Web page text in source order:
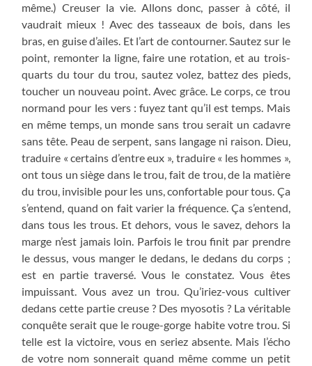
même.) Creuser la vie. Allons donc, passer à côté, il
vaudrait mieux ! Avec des tasseaux de bois, dans les
bras, en guise d’ailes. Et l’art de contourner. Sautez sur le
point, remonter la ligne, faire une rotation, et au trois-
quarts du tour du trou, sautez volez, battez des pieds,
toucher un nouveau point. Avec grâce. Le corps, ce trou
normand pour les vers : fuyez tant qu’il est temps. Mais
en même temps, un monde sans trou serait un cadavre
sans tête. Peau de serpent, sans langage ni raison. Dieu,
traduire « certains d’entre eux », traduire « les hommes »,
ont tous un siège dans le trou, fait de trou, de la matière
du trou, invisible pour les uns, confortable pour tous. Ça
s’entend, quand on fait varier la fréquence. Ça s’entend,
dans tous les trous. Et dehors, vous le savez, dehors la
marge n’est jamais loin. Parfois le trou finit par prendre
le dessus, vous manger le dedans, le dedans du corps ;
est en partie traversé. Vous le constatez. Vous êtes
impuissant. Vous avez un trou. Qu’iriez-vous cultiver
dedans cette partie creuse ? Des myosotis ? La véritable
conquête serait que le rouge-gorge habite votre trou. Si
telle est la victoire, vous en seriez absente. Mais l’écho
de votre nom sonnerait quand même comme un petit